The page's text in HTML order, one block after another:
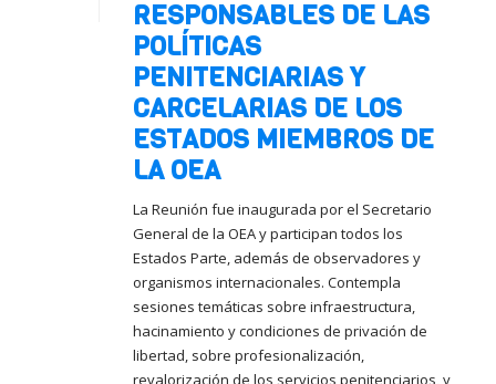
RESPONSABLES DE LAS
POLÍTICAS
PENITENCIARIAS Y
CARCELARIAS DE LOS
ESTADOS MIEMBROS DE
LA OEA
La Reunión fue inaugurada por el Secretario
General de la OEA y participan todos los
Estados Parte, además de observadores y
organismos internacionales. Contempla
sesiones temáticas sobre infraestructura,
hacinamiento y condiciones de privación de
libertad, sobre profesionalización,
revalorización de los servicios penitenciarios, y